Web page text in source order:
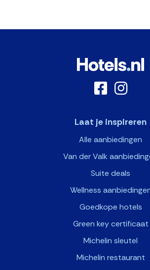
Laat je inspireren
Alle aanbiedingen
Van der Valk
Suite deals
Wellness
Goedkope hotels
Green key certificaat
Michelin sleutel
Michelin restaurant